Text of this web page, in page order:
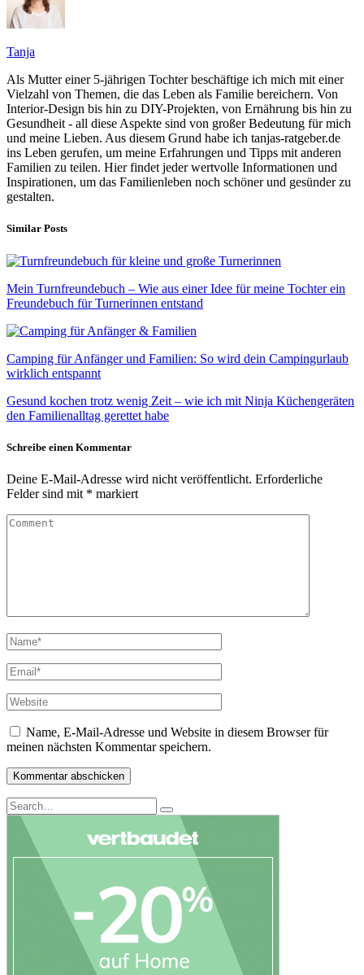
Tanja
Als Mutter einer 5-jährigen Tochter beschäftige ich mich mit einer
Vielzahl von Themen, die das Leben als Familie bereichern. Von
Interior-Design bis hin zu DIY-Projekten, von Ernährung bis hin zu
Gesundheit - all diese Aspekte sind von großer Bedeutung für mich
und meine Lieben. Aus diesem Grund habe ich tanjas-ratgeber.de
ins Leben gerufen, um meine Erfahrungen und Tipps mit anderen
Familien zu teilen. Hier findet jeder wertvolle Informationen und
Inspirationen, um das Familienleben noch schöner und gesünder zu
gestalten.
Similar Posts
Mein Turnfreundebuch – Wie aus einer Idee für meine Tochter ein
Freundebuch für Turnerinnen entstand
Camping für Anfänger und Familien: So wird dein Campingurlaub
wirklich entspannt
Gesund kochen trotz wenig Zeit – wie ich mit Ninja Küchengeräten
den Familienalltag gerettet habe
Schreibe einen Kommentar
Deine E-Mail-Adresse wird nicht veröffentlicht. Erforderliche
Felder sind mit * markiert
Name, E-Mail-Adresse und Website in diesem Browser für
meinen nächsten Kommentar speichern.
Search
for:
Search